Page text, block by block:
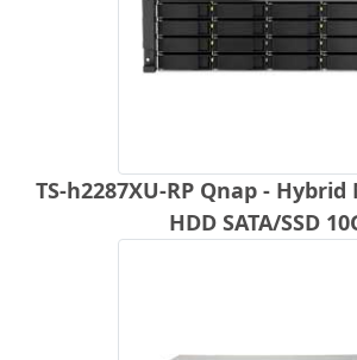
TS-h2287XU-RP Qnap - Hybrid
HDD SATA/SSD